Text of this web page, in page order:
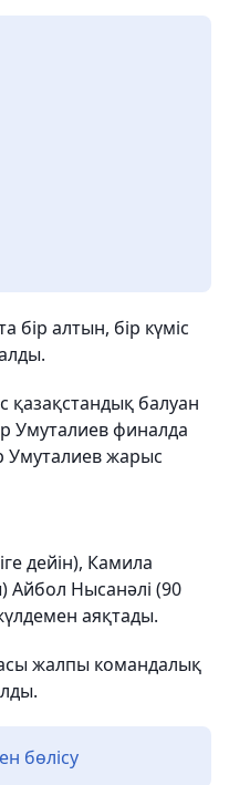
алтын, бір күміс
қазақстандық балуан
Умуталиев финалда
Умуталиев жарыс
дейін), Камила
Айбол Нысанәлі (90
аяқтады.
жалпы командалық
бөлісу